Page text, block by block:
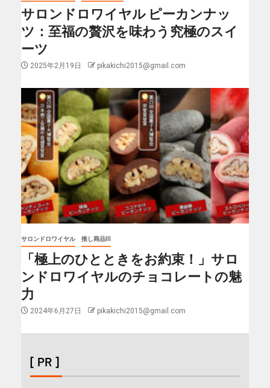
サロンドロワイヤル ピーカンナッ
ツ：至福の贅沢を味わう究極のスイ
ーツ
2025年2月19日 pikakichi2015@gmail.com
サロンドロワイヤル 推し商品III
「極上のひとときをお約束！」サロ
ンドロワイヤルのチョコレートの魅
力
2024年6月27日 pikakichi2015@gmail.com
[ PR ]